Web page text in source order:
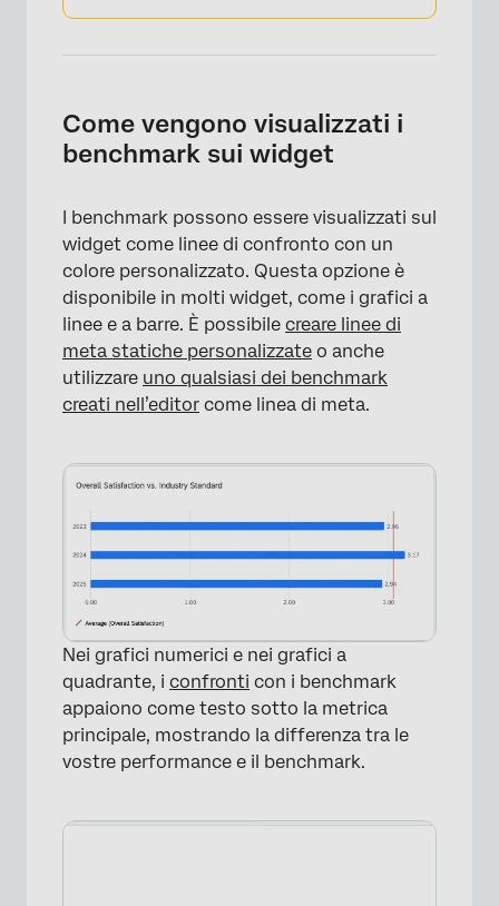
Come vengono visualizzati i
benchmark sui widget
I benchmark possono essere visualizzati sul
widget come linee di confronto con un
colore personalizzato. Questa opzione è
disponibile in molti widget, come i grafici a
linee e a barre. È possibile creare linee di
meta statiche personalizzate o anche
utilizzare uno qualsiasi dei benchmark
creati nell’editor come linea di meta.
Nei grafici numerici e nei grafici a
quadrante, i confronti con i benchmark
appaiono come testo sotto la metrica
principale, mostrando la differenza tra le
vostre performance e il benchmark.